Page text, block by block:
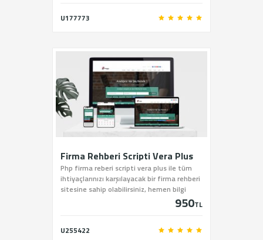
U177773
Firma Rehberi Scripti Vera Plus
Php firma reberi scripti vera plus ile tüm
ihtiyaçlarınızı karşılayacak bir firma rehberi
sitesine sahip olabilirsiniz, hemen bilgi
950TL
U255422